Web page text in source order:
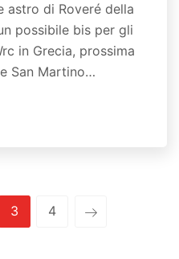
astro di Roveré della
possibile bis per gli
in Grecia, prossima
San Martino…
3 4